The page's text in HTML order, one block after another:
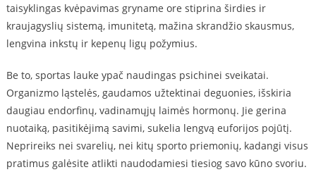
taisyklingas kvėpavimas gryname ore stiprina širdies ir
kraujagyslių sistemą, imunitetą, mažina skrandžio skausmus,
lengvina inkstų ir kepenų ligų požymius.
Be to, sportas lauke ypač naudingas psichinei sveikatai.
Organizmo ląstelės, gaudamos užtektinai deguonies, išskiria
daugiau endorfinų, vadinamųjų laimės hormonų. Jie gerina
nuotaiką, pasitikėjimą savimi, sukelia lengvą euforijos pojūtį.
Neprireiks nei svarelių, nei kitų sporto priemonių, kadangi visus
pratimus galėsite atlikti naudodamiesi tiesiog savo kūno svoriu.